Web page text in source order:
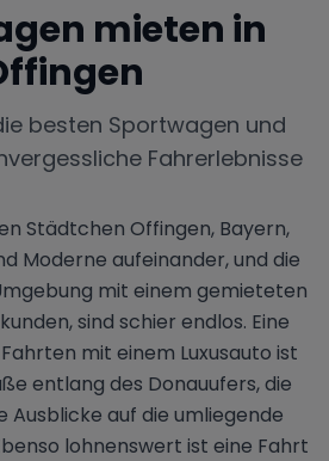
mieten in
besten Sportwagen und
Fahrerlebnisse
Städtchen Offingen, Bayern,
Moderne aufeinander, und die
mit einem gemieteten
sind schier endlos. Eine
mit einem Luxusauto ist
entlang des Donauufers, die
auf die umliegende
lohnenswert ist eine Fahrt